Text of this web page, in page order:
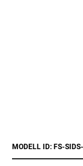
MODELL ID: FS-